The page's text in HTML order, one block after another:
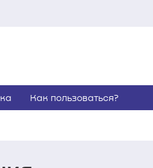
Как пользоваться?